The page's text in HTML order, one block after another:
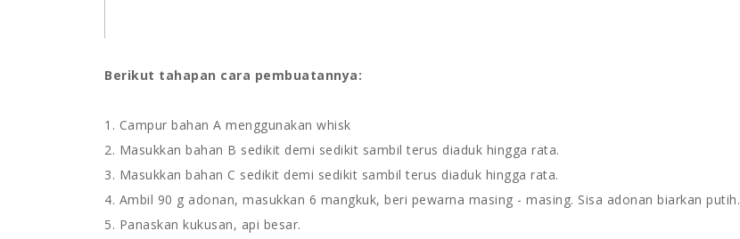
Berikut tahapan cara pembuatannya:
1. Campur bahan A menggunakan whisk
2. Masukkan bahan B sedikit demi sedikit sambil terus diaduk hingga rata.
3. Masukkan bahan C sedikit demi sedikit sambil terus diaduk hingga rata.
4. Ambil 90 g adonan, masukkan 6 mangkuk, beri pewarna masing - masing. Sisa adonan biarkan putih.
5. Panaskan kukusan, api besar.